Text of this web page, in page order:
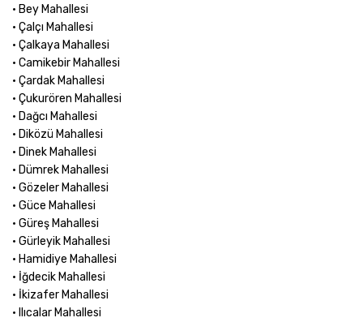
• Bey Mahallesi
• Çalçı Mahallesi
• Çalkaya Mahallesi
• Camikebir Mahallesi
• Çardak Mahallesi
• Çukurören Mahallesi
• Dağcı Mahallesi
• Diközü Mahallesi
• Dinek Mahallesi
• Dümrek Mahallesi
• Gözeler Mahallesi
• Güce Mahallesi
• Güreş Mahallesi
• Gürleyik Mahallesi
• Hamidiye Mahallesi
• İğdecik Mahallesi
• İkizafer Mahallesi
• Ilıcalar Mahallesi